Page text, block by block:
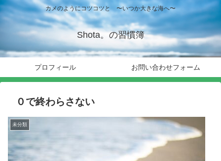
カメのようにコツコツと 〜いつか大きな海へ〜
Shota。の習慣簿
プロフィール お問い合わせフォーム
０で終わらさない
未分類